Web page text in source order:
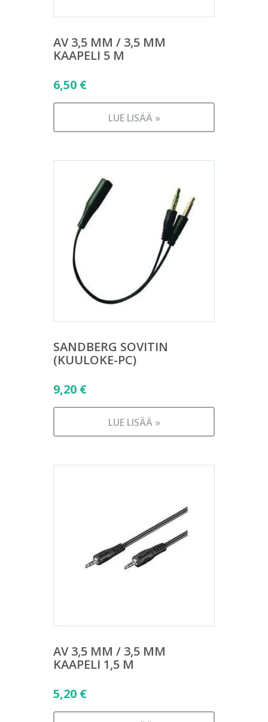
AV 3,5 MM / 3,5 MM
KAAPELI 5 M
6,50 €
LUE LISÄÄ »
SANDBERG SOVITIN
(KUULOKE-PC)
9,20 €
LUE LISÄÄ »
AV 3,5 MM / 3,5 MM
KAAPELI 1,5 M
5,20 €